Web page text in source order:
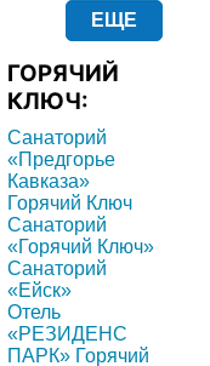
ЕЩЕ
ГОРЯЧИЙ
КЛЮЧ:
Санаторий
«Предгорье
Кавказа»
Горячий Ключ
Санаторий
«Горячий Ключ»
Санаторий
«Ейск»
Отель
«РЕЗИДЕНС
ПАРК» Горячий